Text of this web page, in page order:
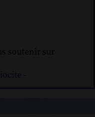
soutenir sur
-